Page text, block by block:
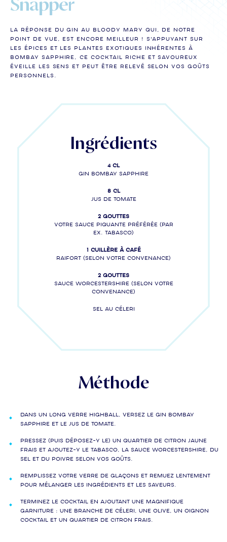
La réponse du Gin au Bloody Mary qui, de notre
point de vue, est encore meilleur ! S'appuyant sur
les épices et les plantes exotiques inhérentes à
BOMBAY SAPPHIRE, ce cocktail riche et savoureux
éveille les sens et peut être relevé selon vos goûts
personnels.
Ingrédients
4 cl
Gin BOMBAY SAPPHIRE
8 cl
Jus de tomate
2 gouttes
Votre sauce piquante préférée (par
ex. Tabasco)
1 cuillère à café
Raifort (selon votre convenance)
2 gouttes
Sauce Worcestershire (selon votre
convenance)
Sel au céleri
Méthode
Dans un long verre highball, versez le gin BOMBAY
SAPPHIRE et le jus de tomate.
Pressez (puis déposez-y le) un quartier de citron jaune
frais et ajoutez-y le Tabasco, la sauce Worcestershire, du
sel et du poivre selon vos goûts.
Remplissez votre verre de glaçons et remuez lentement
pour mélanger les ingrédients et les saveurs.
Terminez le cocktail en ajoutant une magnifique
garniture : une branche de céleri, une olive, un oignon
cocktail et un quartier de citron frais.